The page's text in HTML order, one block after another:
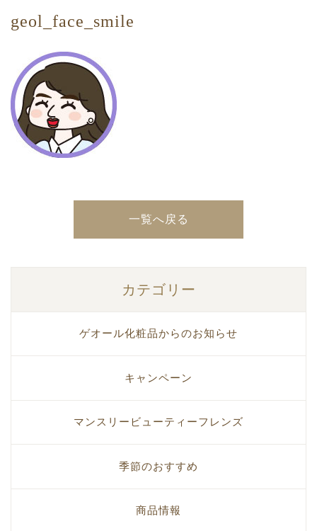
geol_face_smile
一覧へ戻る
カテゴリー
ゲオール化粧品からのお知らせ
キャンペーン
マンスリービューティーフレンズ
季節のおすすめ
商品情報